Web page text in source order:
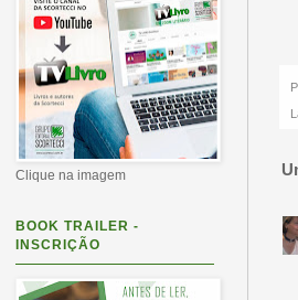
Clique na imagem
BOOK TRAILER -
INSCRIÇÃO